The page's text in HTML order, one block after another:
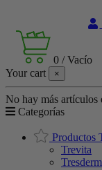
0 /Vacío
Your cart
×
No hay más artículos
Categorías
Productos
Trevita